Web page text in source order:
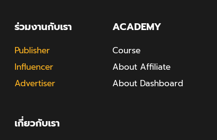
ร่วมงานกับเรา
Publisher
Influencer
Advertiser
ACADEMY
Course
About Affiliate
About Dashboard
เกี่ยวกับเรา